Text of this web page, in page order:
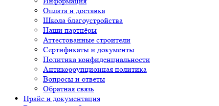
Оплата и доставка
Школа благоустройства
Наши партнёры
Аттестованные строители
Сертификаты и документы
Политика конфиденциальности
Антикоррупционная политика
Вопросы и ответы
Обратная связь
Прайс и документация